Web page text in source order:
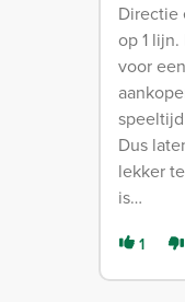
Directie
op 1
voor
Dus
lekker
is…
1